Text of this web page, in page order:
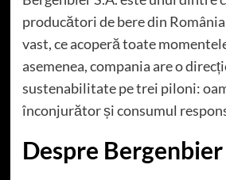
producători de bere din
vast, ce acoperă toate
asemenea, compania are o
sustenabilitate pe trei piloni:
înconjurător și consumul
Despre Bergenbier